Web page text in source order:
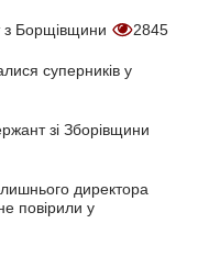
з Борщівщини 2845
суперників у
зі Зборівщини
директора
повірили у